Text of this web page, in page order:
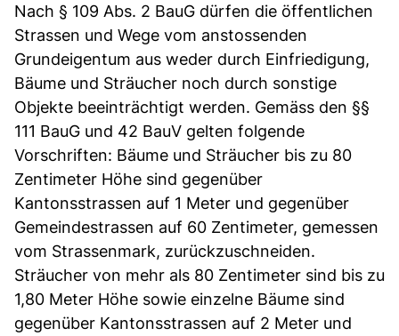
Nach § 109 Abs. 2 BauG dürfen die öffentlichen
Strassen und Wege vom anstossenden
Grundeigentum aus weder durch Einfriedigung,
Bäume und Sträucher noch durch sonstige
Objekte beeinträchtigt werden. Gemäss den §§
111 BauG und 42 BauV gelten folgende
Vorschriften: Bäume und Sträucher bis zu 80
Zentimeter Höhe sind gegenüber
Kantonsstrassen auf 1 Meter und gegenüber
Gemeindestrassen auf 60 Zentimeter, gemessen
vom Strassenmark, zurückzuschneiden.
Sträucher von mehr als 80 Zentimeter sind bis zu
1,80 Meter Höhe sowie einzelne Bäume sind
gegenüber Kantonsstrassen auf 2 Meter und